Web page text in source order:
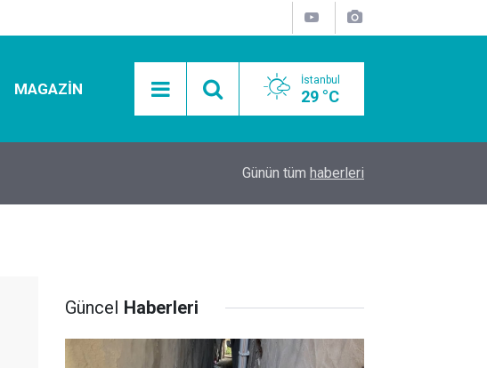
MAGAZIN İstanbul
29 °C
Mobil Araçlarla Hayır Lokması Dağıtımının
Günün tüm haberleri
Güncel Haberleri